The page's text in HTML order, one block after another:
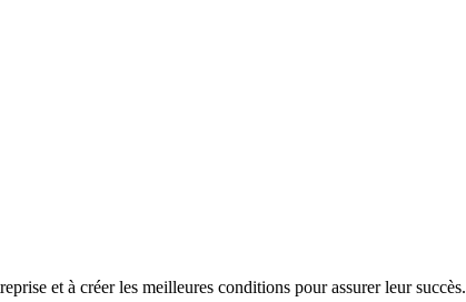
et à créer les meilleures conditions pour assurer leur succès.